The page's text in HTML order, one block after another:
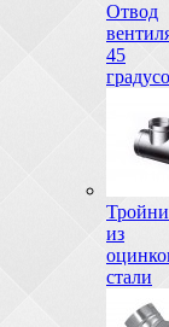
Отвод
45
из
стали